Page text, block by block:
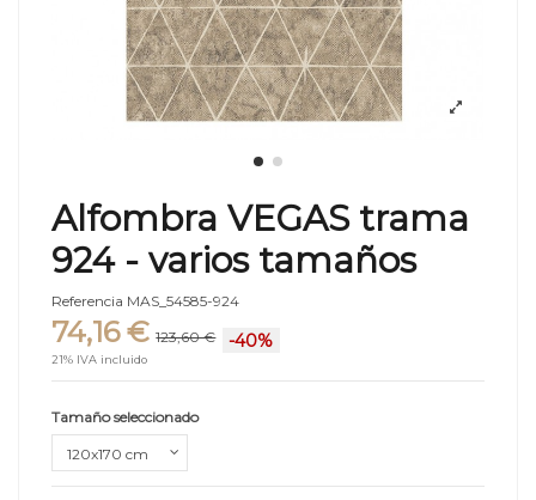
Alfombra VEGAS trama
924 - varios tamaños
Referencia MAS_54585-924
74,16 € 123,60 € -40%
21% IVA incluido
Tamaño seleccionado